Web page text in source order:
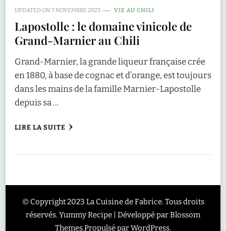
UPDATED ON7 NOVEMBRE 2023 VIE AU CHILI
Lapostolle : le domaine vinicole de
Grand-Marnier au Chili
Grand-Marnier, la grande liqueur française crée
en 1880, à base de cognac et d’orange, est toujours
dans les mains de la famille Marnier-Lapostolle
depuis sa …
LIRE LA SUITE
© Copyright 2023 La Cuisine de Fabrice. Tous droits
réservés.Yummy Recipe | Développé parBlossom
Themes.Propulsé parWordPress.